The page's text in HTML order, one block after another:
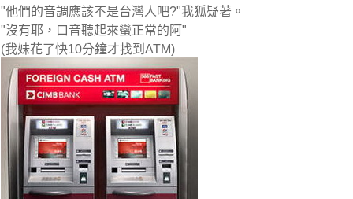
"他們的音調應該不是台灣人吧?"我狐疑著。
"沒有耶，口音聽起來蠻正常的阿"
(我妹花了快10分鐘才找到ATM)